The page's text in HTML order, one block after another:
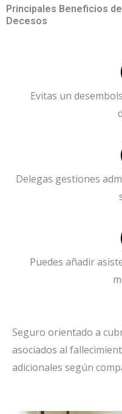
Principales Beneficios
Decesos
Evitas un
Delegas gestiones
Puedes añadir
Seguro orientado a
asociados al
adicionales según